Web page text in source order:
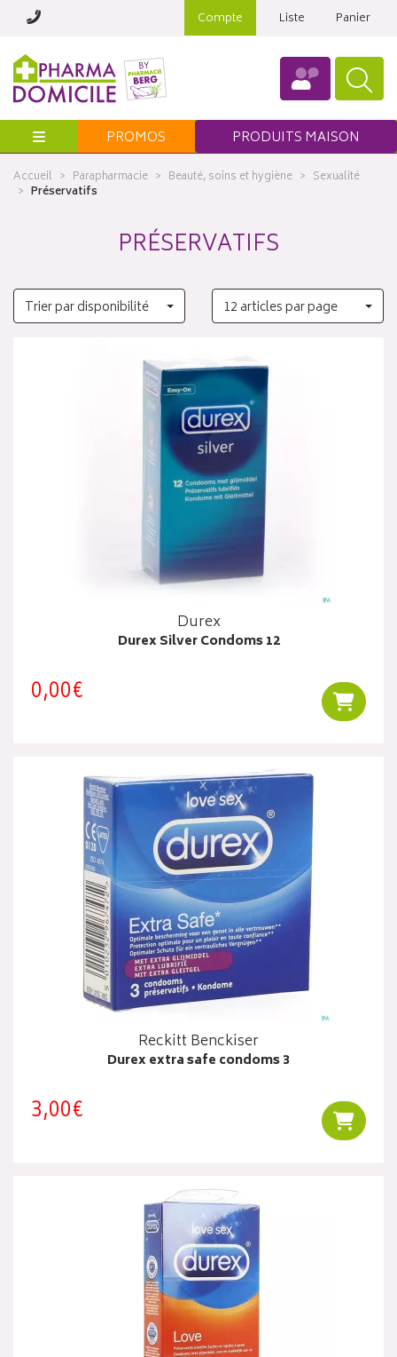
Compte Liste Panier
Menu PROMOS PRODUITS MAISON
Accueil Parapharmacie Beauté, soins et hygiène
Sexualité
Préservatifs
PRÉSERVATIFS
Trier par disponibilité 12 articles par page
Durex
Durex Silver Condoms 12
0,00€
Reckitt Benckiser
Durex extra safe condoms 3
3,00€